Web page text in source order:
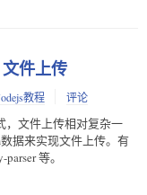
件上传
教程 评论
，文件上传相对复杂一
据来实现文件上传。有
等。